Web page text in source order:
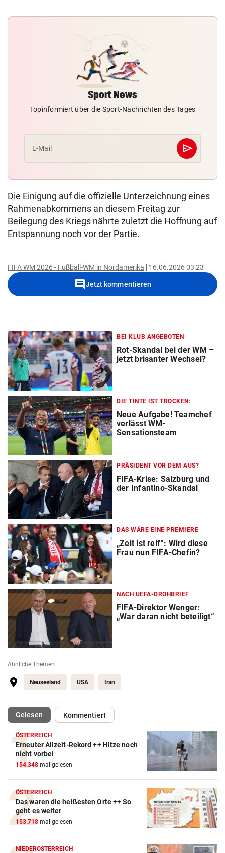
Sport News
Topinformiert über die Sport-Nachrichten des Tages
E-Mail send
Abschicken
Die Einigung auf die offizielle Unterzeichnung eines
Rahmenabkommens an diesem Freitag zur
Beilegung des Kriegs nährte zuletzt die Hoffnung auf
Entspannung noch vor der Partie.
FIFA WM 2026 - Fußball-WM in Nordamerika 16.06.2026 03:23
commentJetzt kommentieren
BEI KLUB ANGEBOTEN
Rot-Skandal bei der WM –
jetzt brisanter Wechsel?
DIE TINTE IST TROCKEN:
Neue Aufgabe! Teamchef
verlässt WM-
Sensationsteam
PRÄSIDENT VOR DEM AUS?
FIFA-Krise: Salzburg und
der Infantino-Skandal
DAS WÄRE EINE PREMIERE
„Zeit ist reif“: Wird diese
Frau nun FIFA-Chefin?
NACH UEFA-DROHBRIEF
FIFA-Direktor Wenger:
„War daran nicht beteiligt“
Ähnliche Themen
Neuseeland USA Iran
Gelesen(ausgewählt)Kommentiert
ÖSTERREICH
Erneuter Allzeit-Rekord ++ Hitze noch
nicht vorbei
154.348 mal gelesen
ÖSTERREICH
Das waren die heißesten Orte ++ So
geht es weiter
153.718 mal gelesen
NIEDERÖSTERREICH
Action-Cam Vergleich
ZUM VERGLEICH
Crosstrainer Vergleich
ZUM VERGLEICH
E-Bike Vergleich
ZUM VERGLEICH